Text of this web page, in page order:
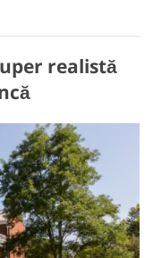
realistă